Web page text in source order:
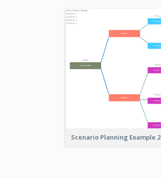
Scenario Planning Example 2